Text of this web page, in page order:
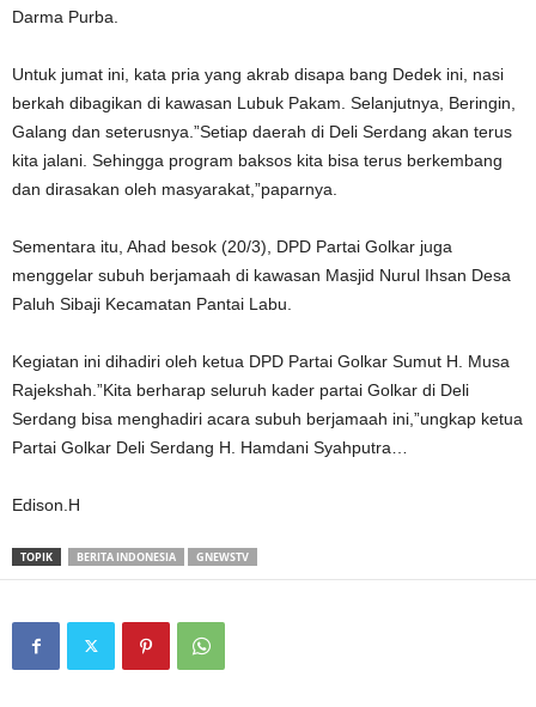
Darma Purba.
Untuk jumat ini, kata pria yang akrab disapa bang Dedek ini, nasi
berkah dibagikan di kawasan Lubuk Pakam. Selanjutnya, Beringin,
Galang dan seterusnya.”Setiap daerah di Deli Serdang akan terus
kita jalani. Sehingga program baksos kita bisa terus berkembang
dan dirasakan oleh masyarakat,”paparnya.
Sementara itu, Ahad besok (20/3), DPD Partai Golkar juga
menggelar subuh berjamaah di kawasan Masjid Nurul Ihsan Desa
Paluh Sibaji Kecamatan Pantai Labu.
Kegiatan ini dihadiri oleh ketua DPD Partai Golkar Sumut H. Musa
Rajekshah.”Kita berharap seluruh kader partai Golkar di Deli
Serdang bisa menghadiri acara subuh berjamaah ini,”ungkap ketua
Partai Golkar Deli Serdang H. Hamdani Syahputra…
Edison.H
TOPIK BERITA INDONESIA GNEWSTV